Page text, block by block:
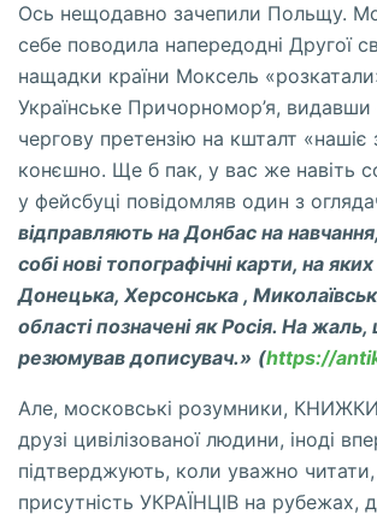
Ось нещодавно зачепили Польщу.
себе поводила напередодні Другої
нащадки країни Моксель
Українське Причорномор’я, видавши
чергову претензію на кшталт «нашіє
конєшно. Ще б пак, у вас же навіть
у фейсбуці повідомляв один з
відправляють на Донбас на
собі нові топографічні карти, на
Донецька, Херсонська ,
області позначені як Росія. На
резюмував дописувач.» (https://
Але, московські розумники, КНИЖКИ
друзі цивілізованої людини, іноді
підтверджують, коли уважно
присутність УКРАЇНЦІВ на рубежах,